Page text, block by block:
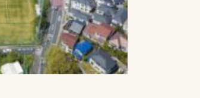
シャルメディア
シー
検索